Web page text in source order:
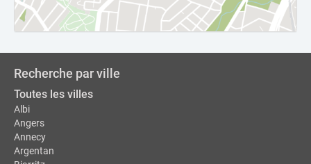
Recherche par ville
Toutes les villes
Albi
Angers
Annecy
Argentan